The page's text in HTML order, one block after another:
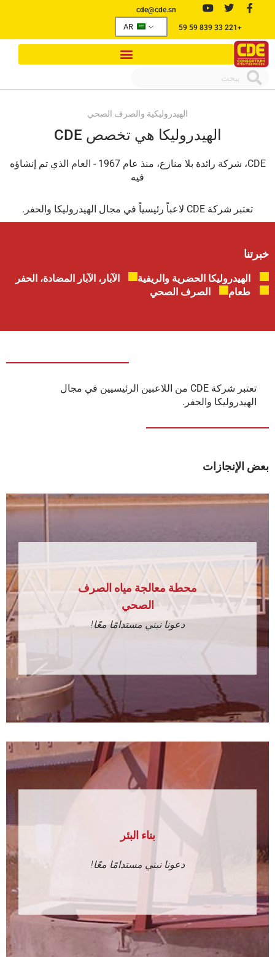
cde@cde.sn
+221 33 839 59 59
AR
الهيدروليكية والصرف الصحي
الهيدروليكا هي تخصص CDE
CDE، شركة رائدة بلا منازع، منذ عام 1967 - العام الذي تم إنشاؤه
فيه
تعتبر شركة CDE لاعباً رئيسياً في مجال الهيدروليكا والحفر.
خبرتنا
الهيدروليكا الحضرية والريفية
الآبار، الآبار المضادة، الحفر
طعام
الصرف الصحي
تعتبر شركة CDE من اللاعبين الرئيسيين في مجال
الهيدروليكا والحفر.
بعض الإنجازات
محطة معالجة مياه الصرف
الصحي
دعونا نبني مستدامًا معًا!
بناء البئر
دعونا نبني مستدامًا معًا!